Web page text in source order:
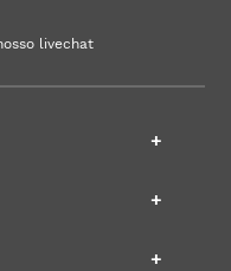
livechat
+
+
+